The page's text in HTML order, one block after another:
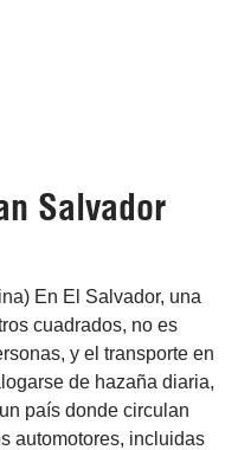
Salvador
En El Salvador, una
cuadrados, no es
y el transporte en
de hazaña diaria,
país donde circulan
automotores, incluidas